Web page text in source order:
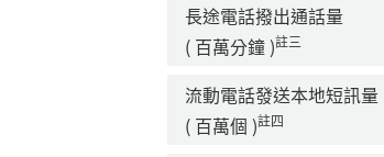
長途電話撥出通話量
( 百萬分鐘 )註三
流動電話發送本地短訊量
( 百萬個 )註四